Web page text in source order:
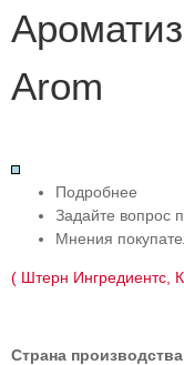
Arom
Подробнее
Задайте вопрос
Мнения
( Штерн Ингредиентс,
Страна производства